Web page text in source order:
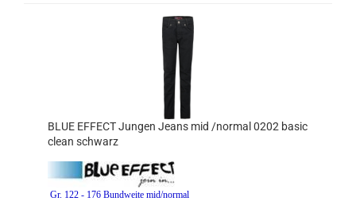
BLUE EFFECT Jungen Jeans mid /normal 0202 basic
clean schwarz
Gr. 122 - 176 Bundweite mid/normal